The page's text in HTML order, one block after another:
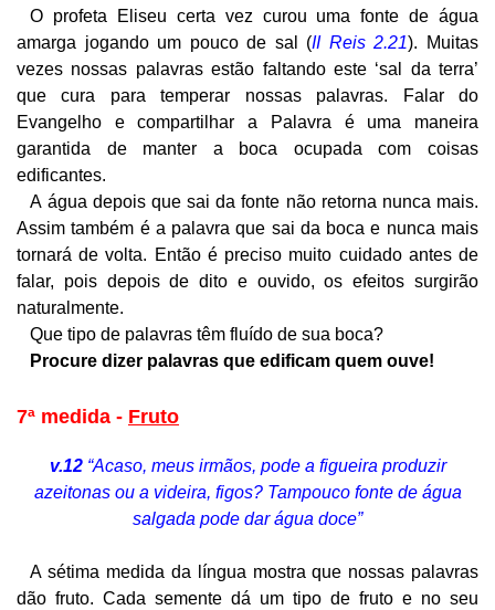
O profeta Eliseu certa vez curou uma fonte de água
amarga jogando um pouco de sal (II Reis 2.21). Muitas
vezes nossas palavras estão faltando este ‘sal da terra’
que cura para temperar nossas palavras. Falar do
Evangelho e compartilhar a Palavra é uma maneira
garantida de manter a boca ocupada com coisas
edificantes.
A água depois que sai da fonte não retorna nunca mais.
Assim também é a palavra que sai da boca e nunca mais
tornará de volta. Então é preciso muito cuidado antes de
falar, pois depois de dito e ouvido, os efeitos surgirão
naturalmente.
Que tipo de palavras têm fluído de sua boca?
Procure dizer palavras que edificam quem ouve!
7ª medida - Fruto
v.12 “Acaso, meus irmãos, pode a figueira produzir
azeitonas ou a videira, figos? Tampouco fonte de água
salgada pode dar água doce”
A sétima medida da língua mostra que nossas palavras
dão fruto. Cada semente dá um tipo de fruto e no seu